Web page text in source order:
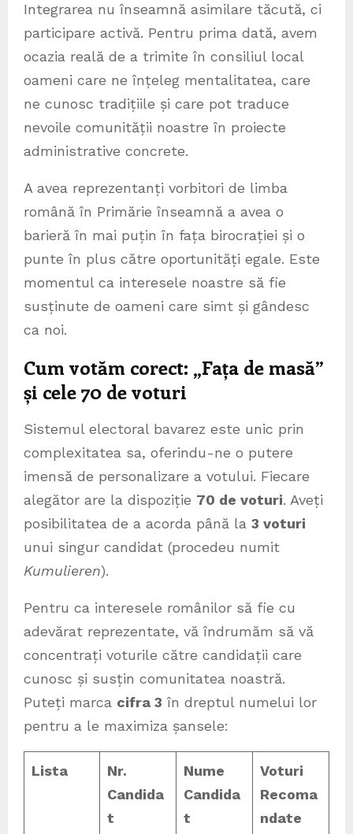
Integrarea nu înseamnă asimilare tăcută, ci
participare activă. Pentru prima dată, avem
ocazia reală de a trimite în consiliul local
oameni care ne înțeleg mentalitatea, care
ne cunosc tradițiile și care pot traduce
nevoile comunității noastre în proiecte
administrative concrete.
A avea reprezentanți vorbitori de limba
română în Primărie înseamnă a avea o
barieră în mai puțin în fața birocrației și o
punte în plus către oportunități egale. Este
momentul ca interesele noastre să fie
susținute de oameni care simt și gândesc
ca noi.
Cum votăm corect: „Fața de masă”
și cele 70 de voturi
Sistemul electoral bavarez este unic prin
complexitatea sa, oferindu-ne o putere
imensă de personalizare a votului. Fiecare
alegător are la dispoziție 70 de voturi. Aveți
posibilitatea de a acorda până la 3 voturi
unui singur candidat (procedeu numit
Kumulieren).
Pentru ca interesele românilor să fie cu
adevărat reprezentate, vă îndrumăm să vă
concentrați voturile către candidații care
cunosc și susțin comunitatea noastră.
Puteți marca cifra 3 în dreptul numelui lor
pentru a le maximiza șansele:
Lista
Nr.
Candida
t
Nume
Candida
t
Voturi
Recoma
ndate